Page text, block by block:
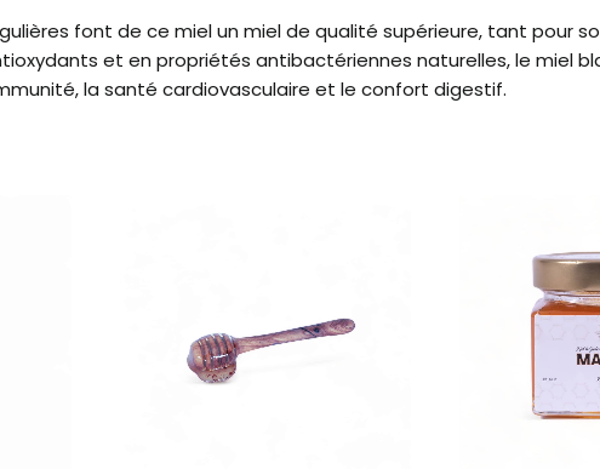
font de ce miel un miel de qualité supérieure, tant pour
et en propriétés antibactériennes naturelles, le miel
la santé cardiovasculaire et le confort digestif.